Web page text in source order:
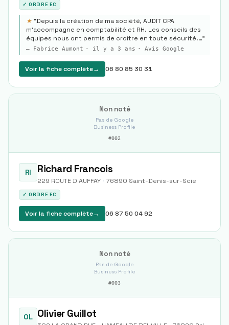
✓ ORDRE EC
★ "Depuis la création de ma société, AUDIT CPA
m'accompagne en comptabilité et RH. Les conseils des
équipes nous ont permis de croitre en toute sécurité.…"
— Fabrice Aumont · il y a 3 ans · Avis Google
Voir la fiche complète→ 06 80 85 30 31
Non noté
Pas de Google
Business Profile
#002
RI Richard Francois
229 ROUTE D AUFFAY · 76890 Saint-Denis-sur-Scie
✓ ORDRE EC
Voir la fiche complète→ 06 87 50 04 92
Non noté
Pas de Google
Business Profile
#003
OL Olivier Guillot